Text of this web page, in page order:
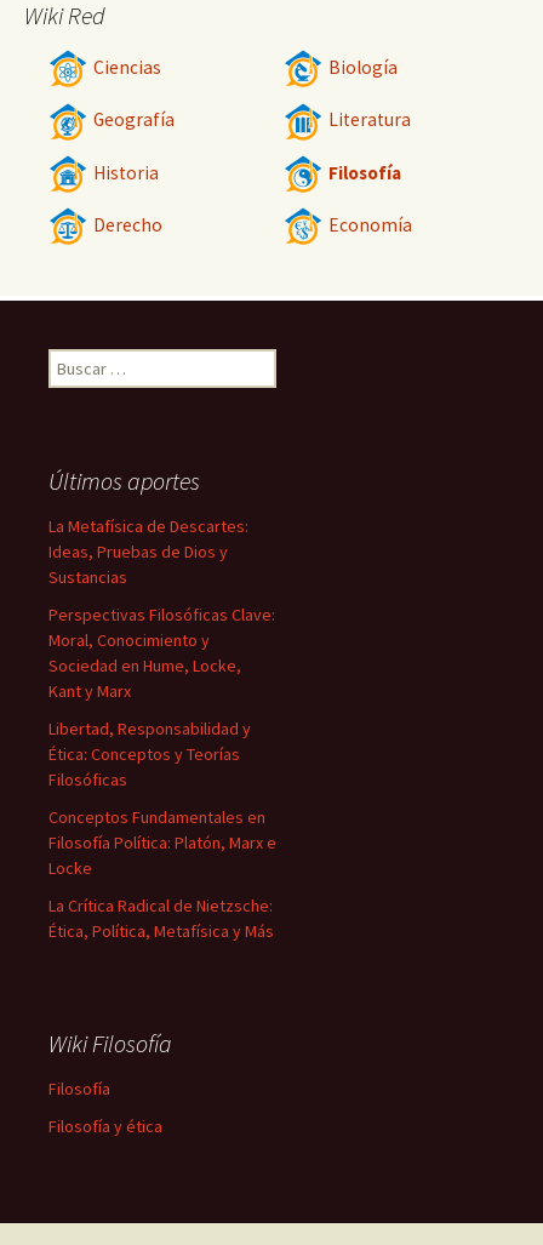
Wiki Red
Ciencias Biología
Geografía Literatura
Historia Filosofía
Derecho Economía
Buscar:
Últimos aportes
La Metafísica de Descartes:
Ideas, Pruebas de Dios y
Sustancias
Perspectivas Filosóficas Clave:
Moral, Conocimiento y
Sociedad en Hume, Locke,
Kant y Marx
Libertad, Responsabilidad y
Ética: Conceptos y Teorías
Filosóficas
Conceptos Fundamentales en
Filosofía Política: Platón, Marx e
Locke
La Crítica Radical de Nietzsche:
Ética, Política, Metafísica y Más
Wiki Filosofía
Filosofía
Filosofía y ética